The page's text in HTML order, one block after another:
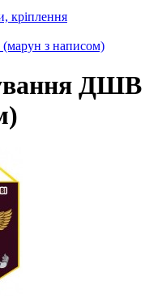
кріплення
з написом)
ДШВ